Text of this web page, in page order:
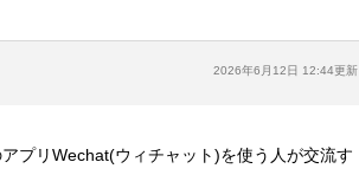
2026年6月12日 12:44更新
プリWechat(ウィチャット)を使う人が交流す